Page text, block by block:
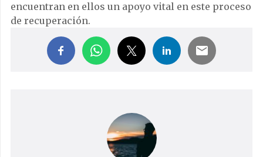
encuentran en ellos un apoyo vital en este proceso
de recuperación.